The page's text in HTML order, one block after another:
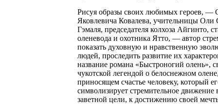
Рисуя образы своих любимых героев, —
Яковлевича Ковалева, учительницы Оли
Гэмаля, председателя колхоза Айгинто,
оленевода и охотника Ятто, — автор
показать духовную и нравственную
людей, проследить развитие их
название романа «Быстроногий олень»,
чукотской легендой о белоснежном
приносящем счастье человеку, который
символизирует стремительное движение
заветной цели, к достижению своей